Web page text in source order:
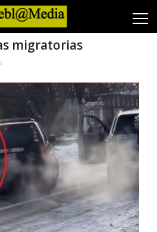
migratorias